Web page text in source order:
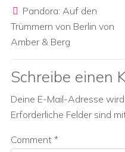
Pandora: Auf den
Trümmern von Berlin von
Amber & Berg
Schreibe einen
Deine E-Mail-Adresse
Erforderliche Felder sind
Comment *